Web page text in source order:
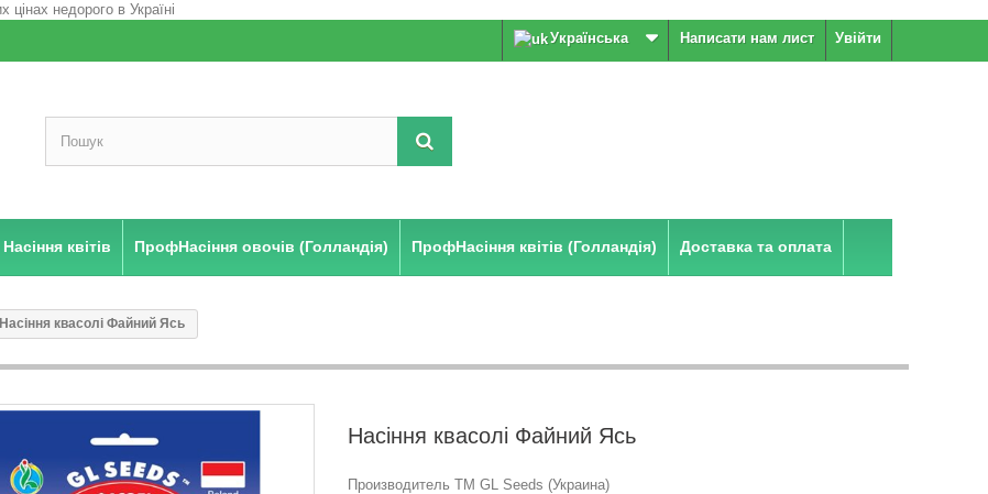
Увійти
Написати нам лист
Українська
Насіння квітів ПрофНасіння овочів (Голландія) ПрофНасіння квітів (Голландія) Доставка та оплата
Насіння квасолі Файний Ясь
Насіння квасолі Файний Ясь
Производитель ТМ GL Seeds (Украина)